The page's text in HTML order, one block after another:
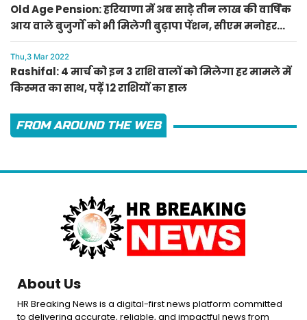
Old Age Pension: हरियाणा में अब साढ़े तीन लाख की वार्षिक
आय वाले बुजुर्गों को भी मिलेगी बुढ़ापा पेंशन, सीएम मनोहर
लाल का ऐलान
Thu,3 Mar 2022
Rashifal: 4 मार्च को इन 3 राशि वालों को मिलेगा हर मामले में
किस्मत का साथ, पढ़ें 12 राशियों का हाल
FROM AROUND THE WEB
About Us
HR Breaking News is a digital-first news platform committed
to delivering accurate, reliable, and impactful news from